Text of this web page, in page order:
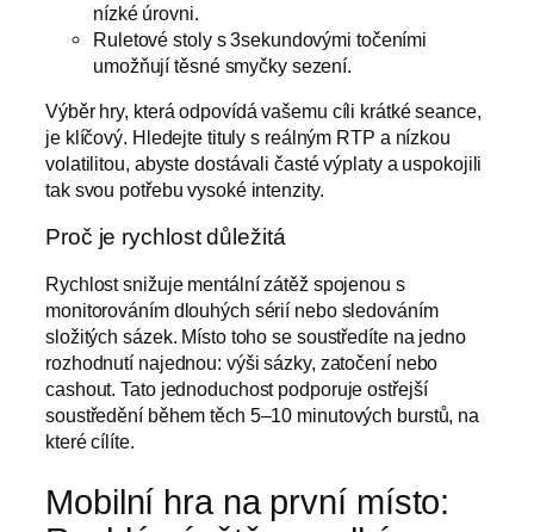
nízké úrovni.
Ruletové stoly s 3sekundovými točeními
umožňují těsné smyčky sezení.
Výběr hry, která odpovídá vašemu cíli krátké seance,
je klíčový. Hledejte tituly s reálným RTP a nízkou
volatilitou, abyste dostávali časté výplaty a uspokojili
tak svou potřebu vysoké intenzity.
Proč je rychlost důležitá
Rychlost snižuje mentální zátěž spojenou s
monitorováním dlouhých sérií nebo sledováním
složitých sázek. Místo toho se soustředíte na jedno
rozhodnutí najednou: výši sázky, zatočení nebo
cashout. Tato jednoduchost podporuje ostřejší
soustředění během těch 5–10 minutových burstů, na
které cílíte.
Mobilní hra na první místo: